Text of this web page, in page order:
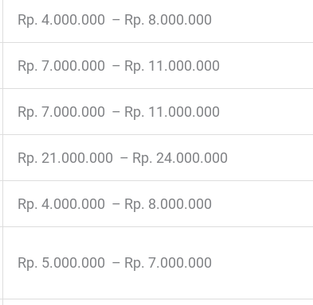
Rp. 4.000.000 – Rp. 8.000.000
Rp. 7.000.000 – Rp. 11.000.000
Rp. 7.000.000 – Rp. 11.000.000
Rp. 21.000.000 – Rp. 24.000.000
Rp. 4.000.000 – Rp. 8.000.000
Rp. 5.000.000 – Rp. 7.000.000